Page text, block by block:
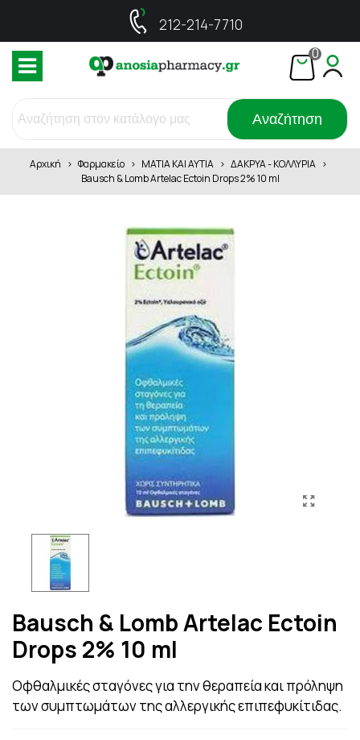
212-214-7710
0
Αναζήτηση
Αρχική > Φαρμακείο > ΜΑΤΙΑ ΚΑΙ ΑΥΤΙΑ > ΔΑΚΡΥΑ - ΚΟΛΛΥΡΙΑ >
Bausch & Lomb Artelac Ectoin Drops 2% 10 ml
Bausch & Lomb Artelac Ectoin
Drops 2% 10 ml
Οφθαλμικές σταγόνες για την θεραπεία και πρόληψη
των συμπτωμάτων της αλλεργικής επιπεφυκίτιδας.